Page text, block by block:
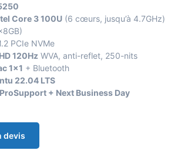
Core 3 100U (6 cœurs, jusqu’à 4.7GHz)
PCIe NVMe
120Hz WVA, anti-reflet, 250-nits
1×1 + Bluetooth
22.04 LTS
+ Next Business Day
devis